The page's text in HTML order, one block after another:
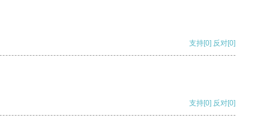
支持[0] 反对[0]
支持[0] 反对[0]